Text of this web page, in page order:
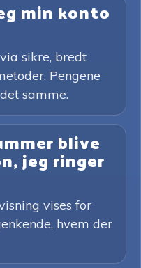
min konto
sikre, bredt
Pengene
samme.
blive
jeg ringer
vises for
hvem der